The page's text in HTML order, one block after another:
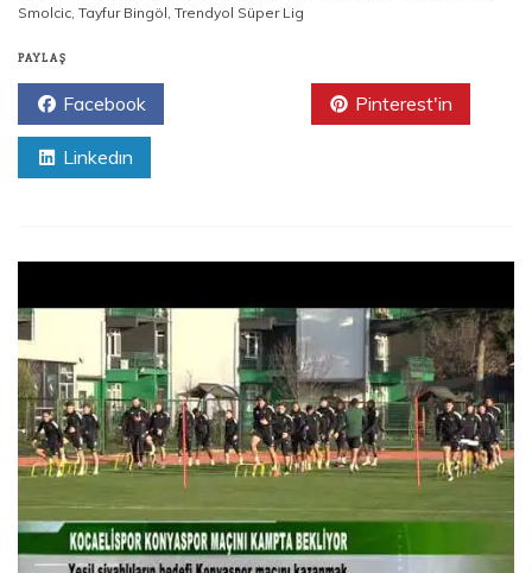
Smolcic, Tayfur Bingöl, Trendyol Süper Lig
PAYLAŞ
Facebook Pinterest'in
Linkedın